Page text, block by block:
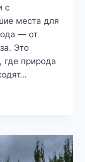
с
места для
— от
Это
где природа